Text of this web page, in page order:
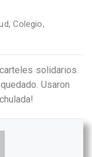
, Colegio,
solidarios.
Usaron